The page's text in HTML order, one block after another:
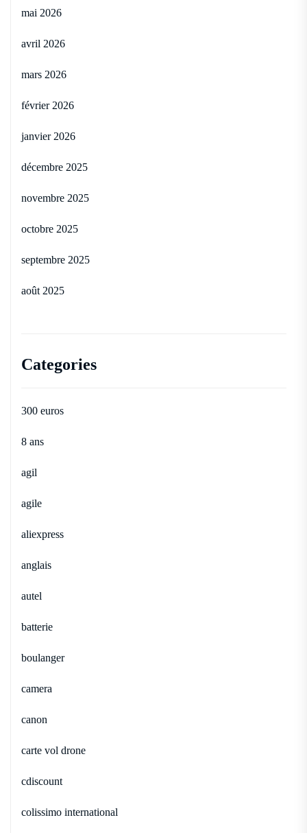
mai 2026
avril 2026
mars 2026
février 2026
janvier 2026
décembre 2025
novembre 2025
octobre 2025
septembre 2025
août 2025
Categories
300 euros
8 ans
agil
agile
aliexpress
anglais
autel
batterie
boulanger
camera
canon
carte vol drone
cdiscount
colissimo international